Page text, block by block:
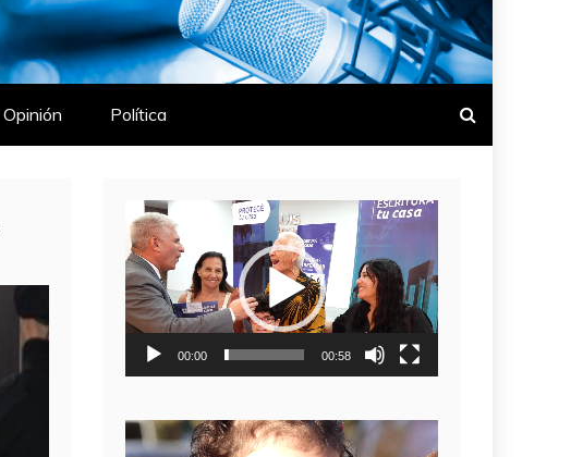
Opinión Política
Reproductor
de
video
00:00 00:58
Reproductor